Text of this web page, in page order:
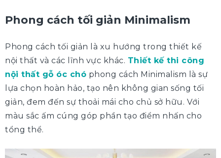
Phong cách tối giản Minimalism
Phong cách tối giản là xu hướng trong thiết kế
nội thất và các lĩnh vực khác. Thiết kế thi công
nội thất gỗ óc chó phong cách Minimalism là sự
lựa chọn hoàn hảo, tạo nên không gian sống tối
giản, đem đến sự thoải mái cho chủ sở hữu. Với
màu sắc ấm cúng góp phần tạo điểm nhấn cho
tổng thể.